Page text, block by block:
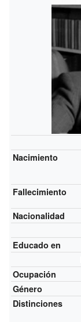
Nacimiento
Fallecimiento
Nacionalidad
Educado en
Ocupación
Género
Distinciones